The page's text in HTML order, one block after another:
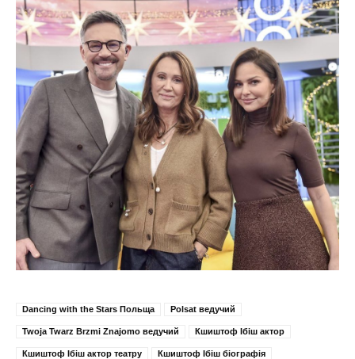
Dancing with the Stars Польща Polsat ведучий
Twoja Twarz Brzmi Znajomo ведучий Кшиштоф Ібіш актор
Кшиштоф Ібіш актор театру Кшиштоф Ібіш біографія